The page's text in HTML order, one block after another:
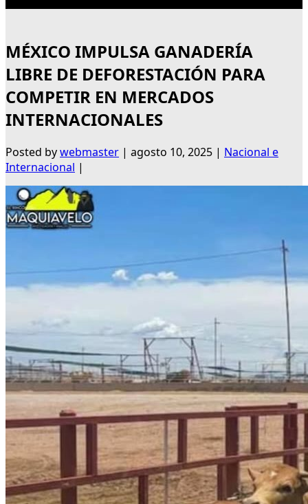
MÉXICO IMPULSA GANADERÍA
LIBRE DE DEFORESTACIÓN PARA
COMPETIR EN MERCADOS
INTERNACIONALES
Posted bywebmaster | agosto 10, 2025 | Nacional e
Internacional |